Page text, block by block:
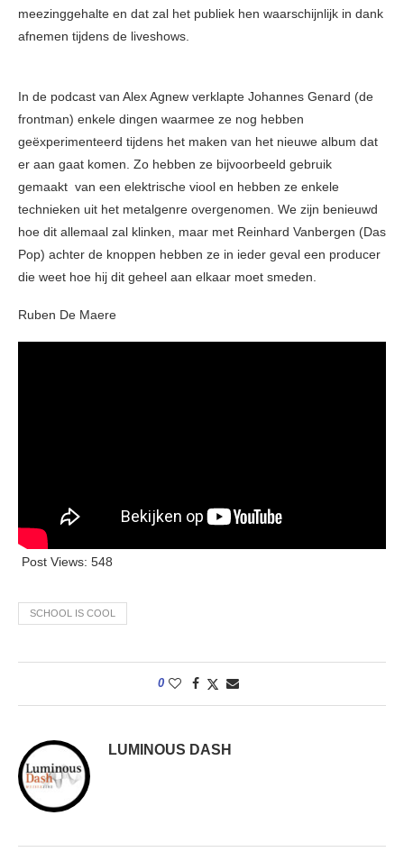
meezinggehalte en dat zal het publiek hen waarschijnlijk in dank
afnemen tijdens de liveshows.
In de podcast van Alex Agnew verklapte Johannes Genard (de
frontman) enkele dingen waarmee ze nog hebben
geëxperimenteerd tijdens het maken van het nieuwe album dat
er aan gaat komen. Zo hebben ze bijvoorbeeld gebruik
gemaakt van een elektrische viool en hebben ze enkele
technieken uit het metalgenre overgenomen. We zijn benieuwd
hoe dit allemaal zal klinken, maar met Reinhard Vanbergen (Das
Pop) achter de knoppen hebben ze in ieder geval een producer
die weet hoe hij dit geheel aan elkaar moet smeden.
Ruben De Maere
Post Views: 548
SCHOOL IS COOL
0
LUMINOUS DASH